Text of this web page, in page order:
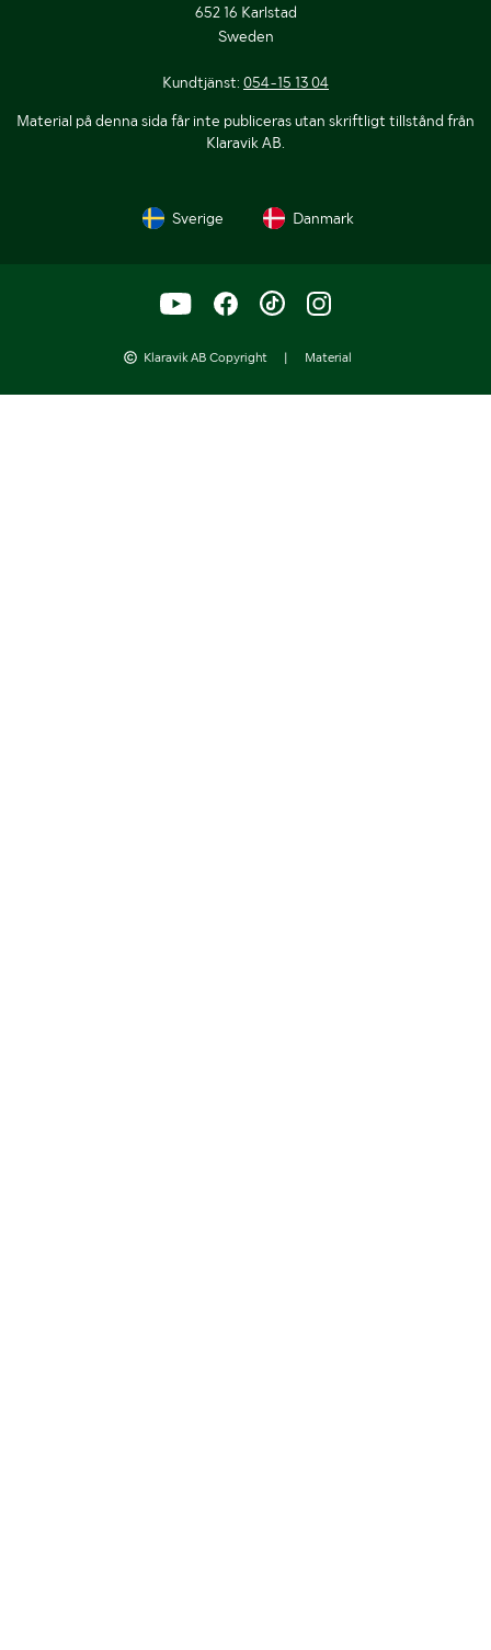
652 16 Karlstad
Sweden
Kundtjänst: 054-15 13 04
Material på denna sida får inte publiceras utan skriftligt tillstånd från
Klaravik AB.
Sverige Danmark
Klaravik AB Copyright | Material